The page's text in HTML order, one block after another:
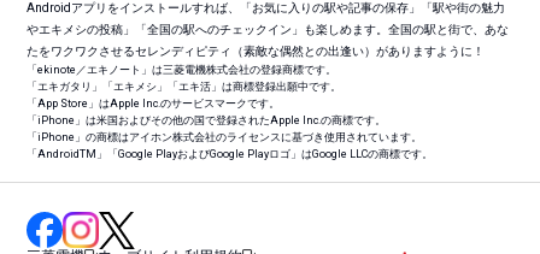
Androidアプリをインストールすれば、「お気に入りの駅や記事の保存」「駅や街の魅力
やエキメシの投稿」「全国の駅へのチェックイン」も楽しめます。全国の駅と街で、あな
たをワクワクさせるセレンディピティ（素敵な偶然との出逢い）がありますように！
「ekinote／エキノート」は三菱電機株式会社の登録商標です。
「エキガタリ」「エキメシ」「エキ活」は商標登録出願中です。
「App Store」はApple Inc.のサービスマークです。
「iPhone」は米国およびその他の国で登録されたApple Inc.の商標です。
「iPhone」の商標はアイホン株式会社のライセンスに基づき使用されています。
「AndroidTM 」「Google PlayおよびGoogle Playロゴ」はGoogle LLCの商標です。